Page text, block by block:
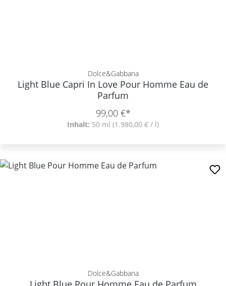
Dolce&Gabbana
Light Blue Capri In Love Pour Homme Eau de
Parfum
99,00 €*
Inhalt: 50 ml (1.980,00 € / l)
Dolce&Gabbana